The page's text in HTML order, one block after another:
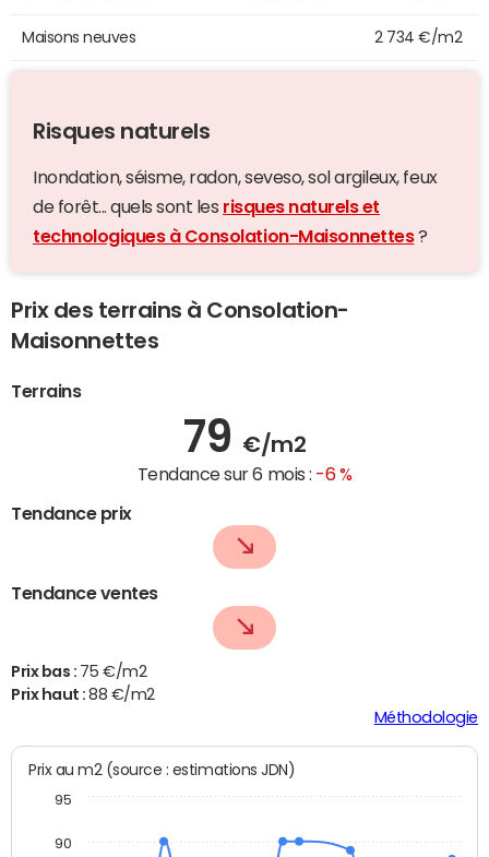
Maisons neuves 2 734 €/m2
Risques naturels
Inondation, séisme, radon, seveso, sol argileux, feux
de forêt... quels sont les risques naturels et
technologiques à Consolation-Maisonnettes?
Prix des terrains à Consolation-
Maisonnettes
Terrains
79 €/m2
Tendance sur 6 mois : -6 %
Tendance prix
Tendance ventes
Prix bas : 75 €/m2
Prix haut :88 €/m2
Méthodologie
Prix au m2 (source : estimations JDN)
90
95